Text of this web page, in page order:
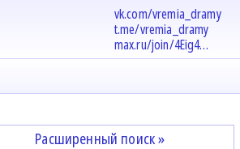
vk.com/vremia_dramy
t.me/vremia_dramy
max.ru/join/4Eig4…
Расширенный поиск »